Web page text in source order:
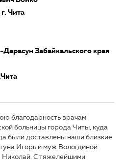
Чита
Забайкальского края
благодарность врачам
больницы города Читы, куда
были доставлены наши близкие
Игорь и муж Вологдиной
Николай. С тяжелейшими